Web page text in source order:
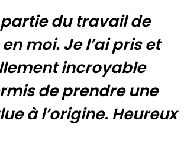
du travail de
moi. Je l’ai pris et
incroyable
de prendre une
à l’origine. Heureux